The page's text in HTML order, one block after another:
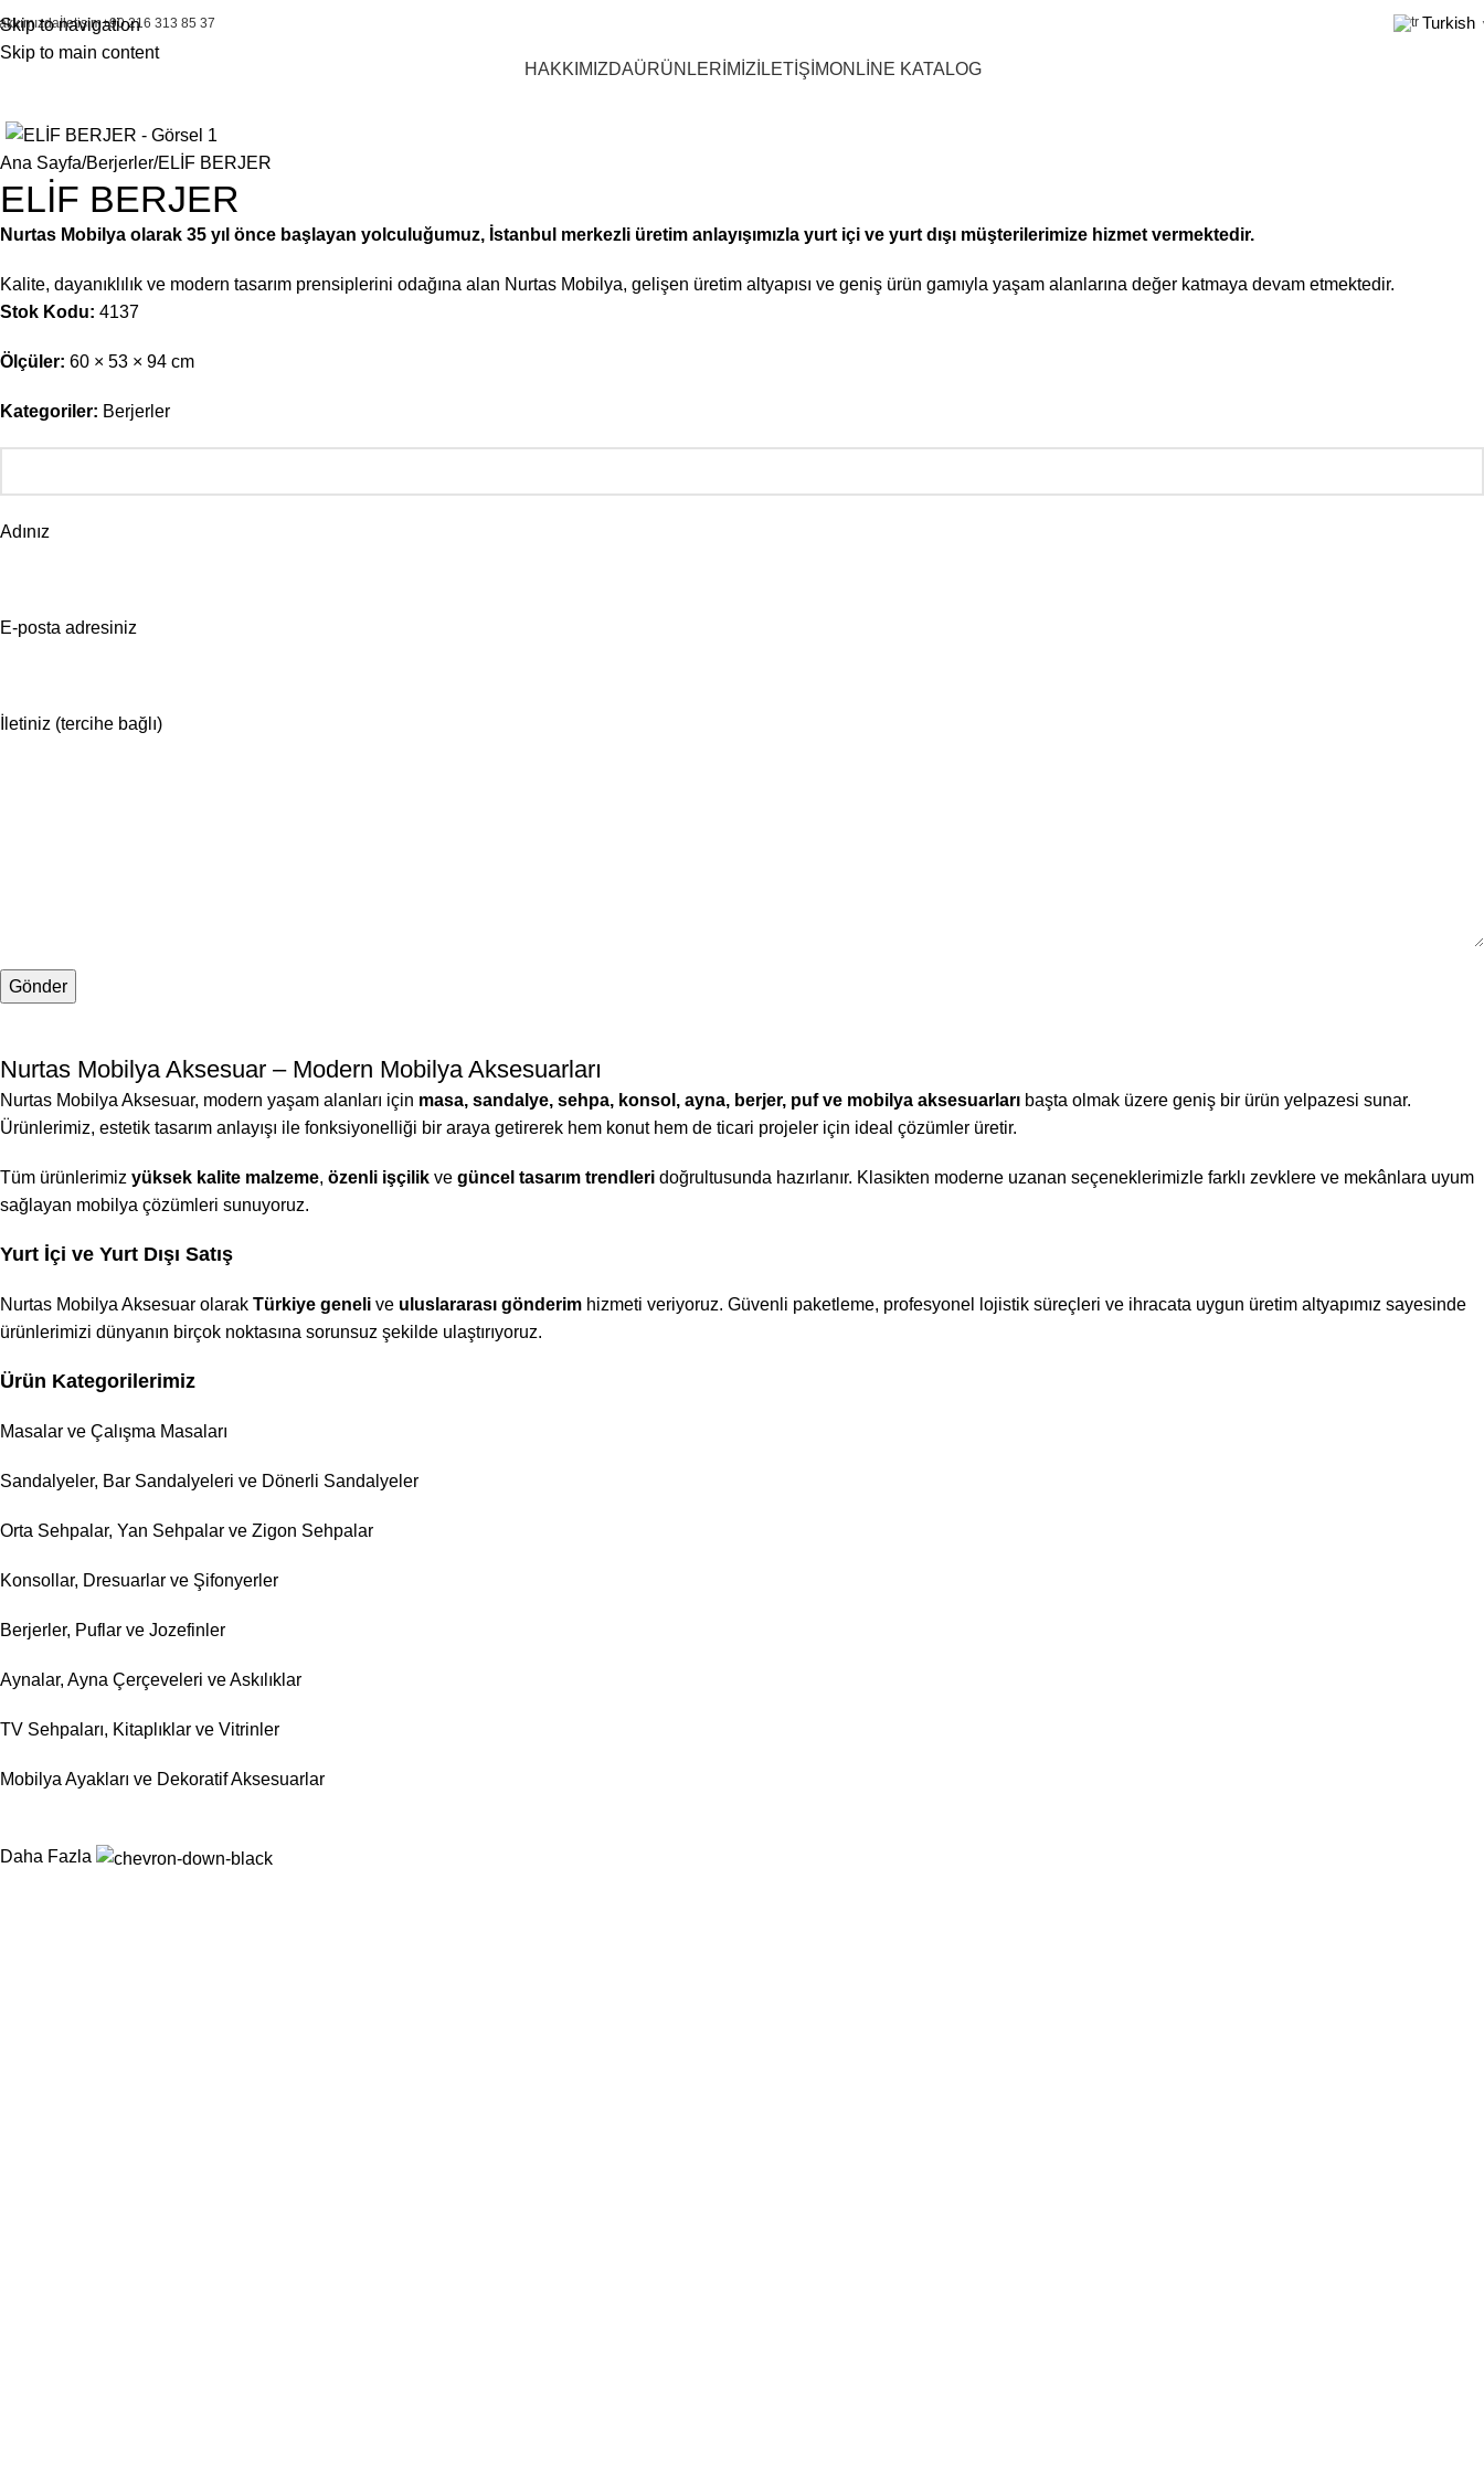
Skip to navigation
Skip to main content
İletişim+90 216 313 85 37 Turkish
HAKKIMIZDAÜRÜNLERİMİZ İLETİŞİMONLİNE KATALOG
Ana Sayfa Berjerler ELİF BERJER
ELİF BERJER
Nurtas Mobilya olarak 35 yıl önce başlayan yolculuğumuz, İstanbul merkezli üretim anlayışımızla yurt içi ve yurt dışı müşterilerimize hizmet vermektedir.
Kalite, dayanıklılık ve modern tasarım prensiplerini odağına alan Nurtas Mobilya, gelişen üretim altyapısı ve geniş ürün gamıyla yaşam alanlarına değer katmaya devam etmektedir.
Stok Kodu: 4137
Ölçüler: 60 × 53 × 94 cm
Kategoriler: Berjerler
Adınız
E-posta adresiniz
İletiniz (tercihe bağlı)
Nurtas Mobilya Aksesuar – Modern Mobilya Aksesuarları
Nurtas Mobilya Aksesuar, modern yaşam alanları için masa, sandalye, sehpa, konsol, ayna, berjer, puf ve mobilya aksesuarları başta olmak üzere geniş bir ürün yelpazesi sunar.
Ürünlerimiz, estetik tasarım anlayışı ile fonksiyonelliği bir araya getirerek hem konut hem de ticari projeler için ideal çözümler üretir.
Tüm ürünlerimiz yüksek kalite malzeme, özenli işçilik ve güncel tasarım trendleri doğrultusunda hazırlanır. Klasikten moderne uzanan seçeneklerimizle farklı zevklere ve mekânlara uyum
sağlayan mobilya çözümleri sunuyoruz.
Yurt İçi ve Yurt Dışı Satış
Nurtas Mobilya Aksesuar olarak Türkiye geneli ve uluslararası gönderim hizmeti veriyoruz. Güvenli paketleme, profesyonel lojistik süreçleri ve ihracata uygun üretim altyapımız sayesinde
ürünlerimizi dünyanın birçok noktasına sorunsuz şekilde ulaştırıyoruz.
Ürün Kategorilerimiz
Masalar ve Çalışma Masaları
Sandalyeler, Bar Sandalyeleri ve Dönerli Sandalyeler
Orta Sehpalar, Yan Sehpalar ve Zigon Sehpalar
Konsollar, Dresuarlar ve Şifonyerler
Berjerler, Puflar ve Jozefinler
Aynalar, Ayna Çerçeveleri ve Askılıklar
TV Sehpaları, Kitaplıklar ve Vitrinler
Mobilya Ayakları ve Dekoratif Aksesuarlar
Daha Fazla